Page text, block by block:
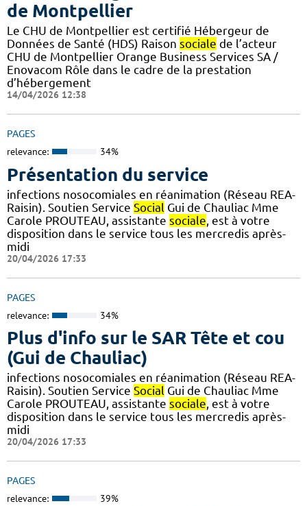
de Montpellier
Le CHU de Montpellier est certifié Hébergeur de
Données de Santé (HDS) Raison sociale de l’acteur
CHU de Montpellier Orange Business Services SA /
Enovacom Rôle dans le cadre de la prestation
d’hébergement
14/04/2026 12:38
PAGES
relevance: 34%
Présentation du service
infections nosocomiales en réanimation (Réseau REA-
Raisin). Soutien Service Social Gui de Chauliac Mme
Carole PROUTEAU, assistante sociale , est à votre
disposition dans le service tous les mercredis après-
midi
20/04/2026 17:33
PAGES
relevance: 34%
Plus d'info sur le SAR Tête et cou
(Gui de Chauliac)
infections nosocomiales en réanimation (Réseau REA-
Raisin). Soutien Service Social Gui de Chauliac Mme
Carole PROUTEAU, assistante sociale, est à votre
disposition dans le service tous les mercredis après-
midi
20/04/2026 17:33
PAGES
relevance: 39%